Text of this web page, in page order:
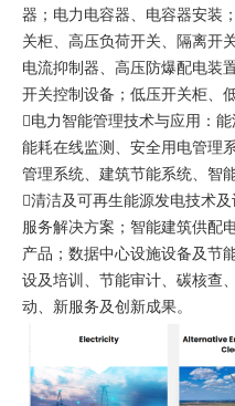
器；电力电容器、电容器安装
关柜、高压负荷开关、隔离开
电流抑制器、高压防爆配电装
开关控制设备；低压开关柜、
电力智能管理技术与应用：
能耗在线监测、安全用电管理
管理系统、建筑节能系统、智
清洁及可再生能源发电技术
服务解决方案；智能建筑供配
产品；数据中心设施设备及节
设及培训、节能审计、碳核查
动、新服务及创新成果。